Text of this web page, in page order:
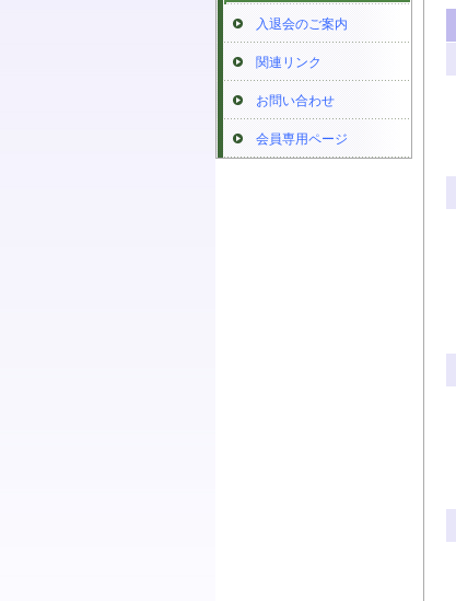
入退会のご案内
関連リンク
お問い合わせ
会員専用ページ